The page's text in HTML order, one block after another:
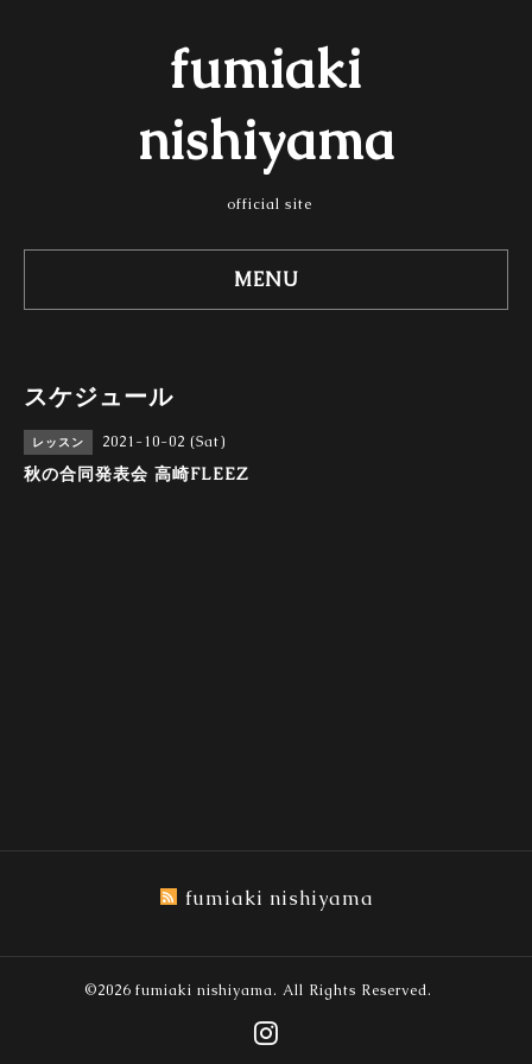
fumiaki
nishiyama
official site
MENU
スケジュール
レッスン 2021-10-02 (Sat)
秋の合同発表会 高崎FLEEZ
fumiaki nishiyama
©2026 fumiaki nishiyama. All Rights Reserved.